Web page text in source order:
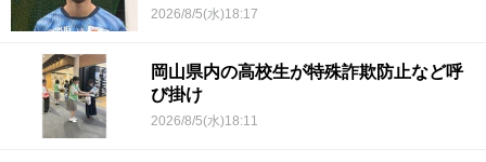
2026/8/5(水)18:17
岡山県内の高校生が特殊詐欺防止など呼
び掛け
2026/8/5(水)18:11